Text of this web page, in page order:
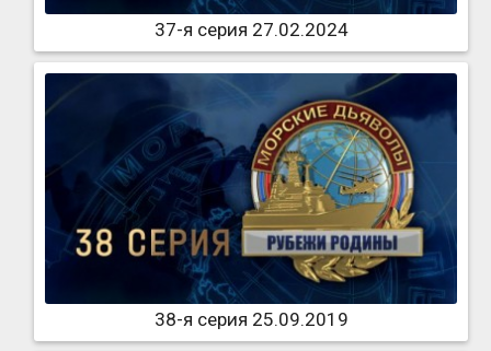
37-я серия 27.02.2024
38-я серия 25.09.2019